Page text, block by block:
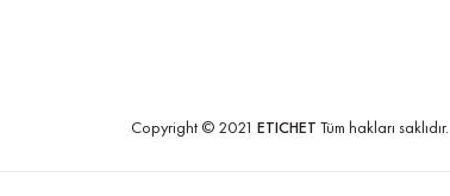
Copyright © 2021 ETICHET Tüm hakları saklıdır.